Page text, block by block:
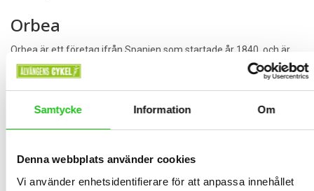
Samtycke Information Om
Denna webbplats använder cookies
Vi använder enhetsidentifierare för att anpassa innehållet
Orbea
Orbea är ett företag ifrån Spanien som startade år 1840, och är
idag Spaniens största cykeltillverkare. Orbea utvecklar och
tillverkar cyklar i nästan alla kategorier, allt ifrån pendlarcyklar till
Orbea producerar prisvärda cyklar i nästan alla kategorier hos
Orbea kan du som kund även designa vissa cyklar själv genom
och ergonomi. Orbea är märket för dig som vill ha en modern cykel
med stilren design och de vassaste komponenterna.